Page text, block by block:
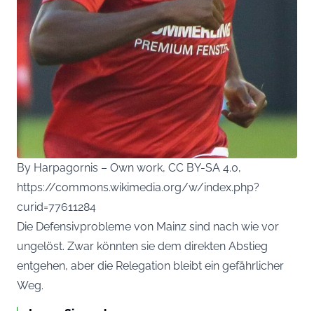
By Harpagornis – Own work, CC BY-SA 4.0,
https://commons.wikimedia.org/w/index.php?
curid=77611284
Die Defensivprobleme von Mainz sind nach wie vor
ungelöst. Zwar könnten sie dem direkten Abstieg
entgehen, aber die Relegation bleibt ein gefährlicher
Weg.